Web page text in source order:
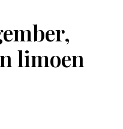
limoen